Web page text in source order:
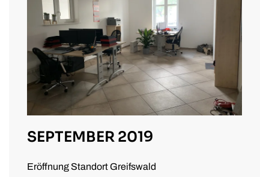
SEPTEMBER 2019
Eröffnung Standort Greifswald